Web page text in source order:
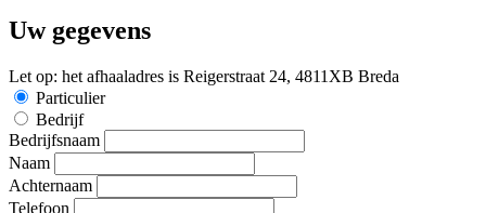
Uw gegevens
Let op: het afhaaladres is Reigerstraat 24, 4811XB Breda
Particulier
Bedrijf
Bedrijfsnaam
Naam
Achternaam
Telefoon